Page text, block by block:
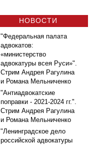
НОВОСТИ
"Федеральная палата
адвокатов:
«министерство
адвокатуры всея Руси»".
Стрим Андрея Рагулина
и Романа Мельниченко
"Антиадвокатские
поправки - 2021-2024 гг.".
Стрим Андрея Рагулина
и Романа Мельниченко
"Ленинградское дело
российской адвокатуры